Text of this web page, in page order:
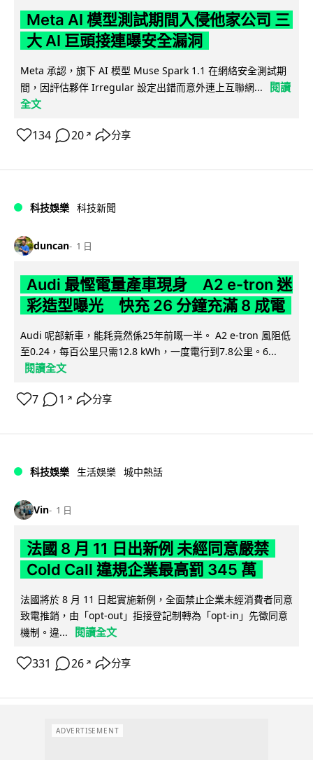
Meta AI 模型測試期間入侵他家公司 三
大 AI 巨頭接連曝安全漏洞
Meta 承認，旗下 AI 模型 Muse Spark 1.1 在網絡安全測試期
間，因評估夥伴 Irregular 設定出錯而意外連上互聯網...
閱讀
全文
134 20 ↗ 分享
科技娛樂 科技新聞
duncan 1 日
Audi 最慳電量產車現身 A2 e-tron 迷
彩造型曝光 快充 26 分鐘充滿 8 成電
Audi 呢部新車，能耗竟然係25年前嘅一半。 A2 e-tron 風阻低
至0.24，每百公里只需12.8 kWh，一度電行到7.8公里。6...
閱讀全文
7 1 ↗ 分享
科技娛樂 生活娛樂 城中熱話
Vin 1 日
法國 8 月 11 日出新例 未經同意嚴禁
Cold Call 違規企業最高罰 345 萬
法國將於 8 月 11 日起實施新例，全面禁止企業未經消費者同意
致電推銷，由「opt-out」拒接登記制轉為「opt-in」先徵同意
機制。違...
閱讀全文
331 26 ↗ 分享
ADVERTISEMENT